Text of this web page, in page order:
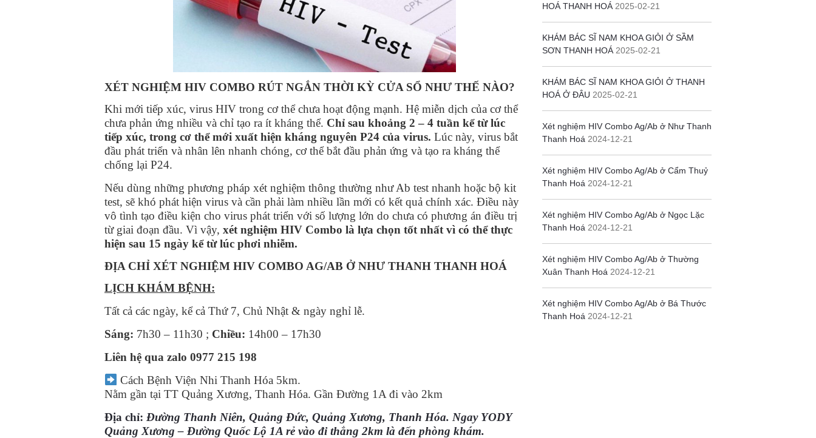
XÉT NGHIỆM HIV COMBO RÚT NGẮN THỜI KỲ CỬA SỔ NHƯ THẾ NÀO?
Khi mới tiếp xúc, virus HIV trong cơ thể chưa hoạt động mạnh. Hệ miễn dịch của cơ thể
chưa phản ứng nhiều và chỉ tạo ra ít kháng thể. Chỉ sau khoảng 2 – 4 tuần kể từ lúc
tiếp xúc, trong cơ thể mới xuất hiện kháng nguyên P24 của virus. Lúc này, virus bắt
đầu phát triển và nhân lên nhanh chóng, cơ thể bắt đầu phản ứng và tạo ra kháng thể
chống lại P24.
Nếu dùng những phương pháp xét nghiệm thông thường như Ab test nhanh hoặc bộ kit
test, sẽ khó phát hiện virus và cần phải làm nhiều lần mới có kết quả chính xác. Điều này
vô tình tạo điều kiện cho virus phát triển với số lượng lớn do chưa có phương án điều trị
từ giai đoạn đầu. Vì vậy, xét nghiệm HIV Combo là lựa chọn tốt nhất vì có thể thực
hiện sau 15 ngày kể từ lúc phơi nhiễm.
ĐỊA CHỈ XÉT NGHIỆM HIV COMBO AG/AB Ở NHƯ THANH THANH HOÁ
LỊCH KHÁM BỆNH:
Tất cả các ngày, kể cả Thứ 7, Chủ Nhật & ngày nghỉ lễ.
Sáng: 7h30 – 11h30 ; Chiều: 14h00 – 17h30
Liên hệ qua zalo 0977 215 198
Cách Bệnh Viện Nhi Thanh Hóa 5km.
Nằm gần tại TT Quảng Xương, Thanh Hóa. Gần Đường 1A đi vào 2km
Địa chỉ: Đường Thanh Niên, Quảng Đức, Quảng Xương, Thanh Hóa. Ngay YODY
Quảng Xương – Đường Quốc Lộ 1A rẻ vào đi thẳng 2km là đến phòng khám.
HOÁ THANH HOÁ 2025-02-21
KHÁM BÁC SĨ NAM KHOA GIỎI Ở SẦM
SƠN THANH HOÁ 2025-02-21
KHÁM BÁC SĨ NAM KHOA GIỎI Ở THANH
HOÁ Ở ĐÂU 2025-02-21
Xét nghiệm HIV Combo Ag/Ab ở Như Thanh
Thanh Hoá 2024-12-21
Xét nghiệm HIV Combo Ag/Ab ở Cẩm Thuỷ
Thanh Hoá 2024-12-21
Xét nghiệm HIV Combo Ag/Ab ở Ngọc Lặc
Thanh Hoá 2024-12-21
Xét nghiệm HIV Combo Ag/Ab ở Thường
Xuân Thanh Hoá 2024-12-21
Xét nghiệm HIV Combo Ag/Ab ở Bá Thước
Thanh Hoá 2024-12-21